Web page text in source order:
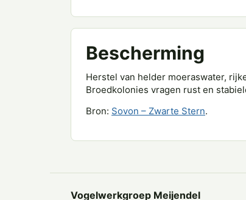
Bescherming
Herstel van helder moeraswater,
Broedkolonies vragen rust en
Bron: Sovon – Zwarte Stern.
Vogelwerkgroep Meijendel